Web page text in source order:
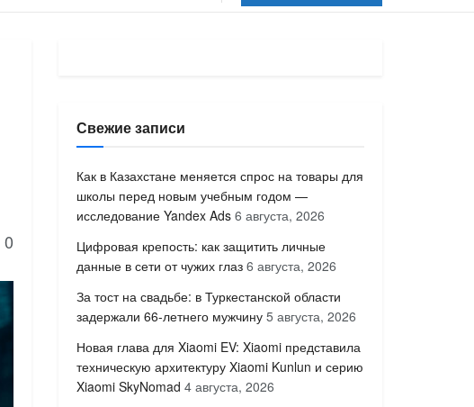
0
Свежие записи
Как в Казахстане меняется спрос на товары для
школы перед новым учебным годом —
исследование Yandex Ads 6 августа, 2026
Цифровая крепость: как защитить личные
данные в сети от чужих глаз 6 августа, 2026
За тост на свадьбе: в Туркестанской области
задержали 66-летнего мужчину 5 августа, 2026
Новая глава для Xiaomi EV: Xiaomi представила
техническую архитектуру Xiaomi Kunlun и серию
Xiaomi SkyNomad 4 августа, 2026